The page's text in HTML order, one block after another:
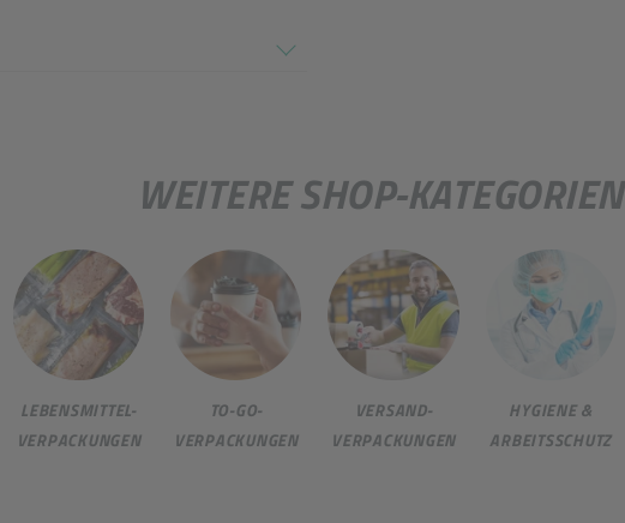
WEITERE SHOP-KATEGORIEN
LEBENSMITTEL-
VERPACKUNGEN
TO-GO-
VERPACKUNGEN
VERSAND-
VERPACKUNGEN
HYGIENE &
ARBEITSSCHUTZ